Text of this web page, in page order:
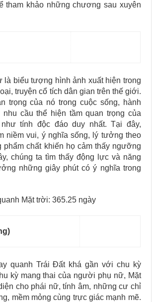
tham khảo những chương sau xuyên
là biểu tượng hình ảnh xuất hiện trong
truyện cổ tích dân gian trên thế giới.
trọng của nó trong cuộc sống, hành
cầu thể hiện tầm quan trọng của
tính độc đáo duy nhất. Tại đây,
niềm vui, ý nghĩa sống, lý tưởng theo
phẩm chất khiến họ cảm thấy ngưỡng
chúng ta tìm thấy động lực và năng
những giây phút có ý nghĩa trong
Mặt trời: 365.25 ngày
quanh Trái Đất khá gần với chu kỳ
kỳ mang thai của người phụ nữ, Mặt
cho phái nữ, tính âm, những cư chỉ
mềm mỏng cùng trực giác mạnh mẽ.